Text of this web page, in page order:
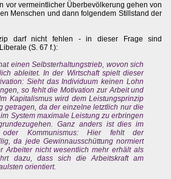
vor vermeintlicher Überbevölkerung gehen von
Menschen und dann folgendem Stillstand der
darf nicht fehlen - in dieser Frage sind
(S. 67 f.):
einen Selbsterhaltungstrieb, wovon sich
ableitet. In der Wirtschaft spielt dieser
Sieht das Individuum keinen Lohn
so fehlt die Motivation zur Arbeit und
Kapitalismus wird dem Leistungsprinzip
getragen, da der einzelne letztlich nur die
System maximale Leistung zu erbringen
Ganz anders ist dies im
oder Kommunismus: Hier fehlt der
da jede Gewinnausschüttung normiert
Arbeiter nicht wesentlich mehr erhält als
dazu, dass sich die Arbeitskraft am
orientiert.